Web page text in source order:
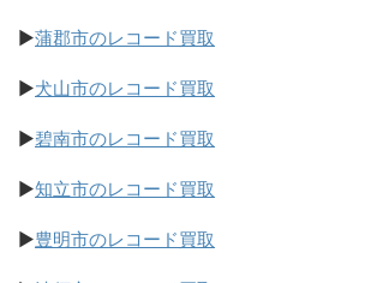
▶蒲郡市のレコード買取
▶犬山市のレコード買取
▶碧南市のレコード買取
▶知立市のレコード買取
▶豊明市のレコード買取